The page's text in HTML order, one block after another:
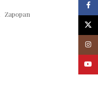
Zapopan